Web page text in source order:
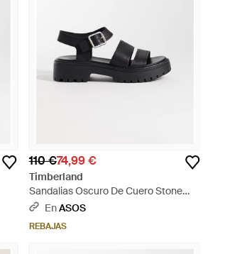
110 €74,99 €
Timberland
Sandalias Oscuro De Cuero Stone
Street De - Negro
EnASOS
REBAJAS